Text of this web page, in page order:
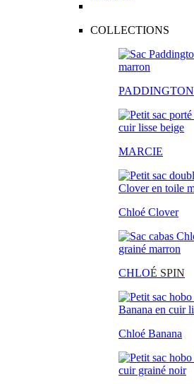
COLLECTIONS
PADDINGTON
MARCIE
Chloé Clover
CHLOÉ SPIN
Chloé Banana